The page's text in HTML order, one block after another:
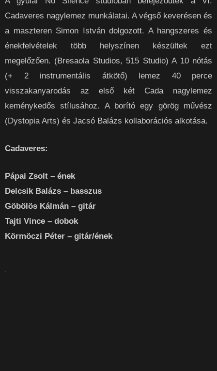
Cadaveres nagylemez munkálatai. A végső keverésen és
a maszteren Simon István dolgozott. A hangszeres és
énekfelvételek több helyszínen készültek ezt
megelőzően. (Bresaola Studios, 515 Studio) A 10 nótás
(+ 2 instrumentális átkötő) lemez 40 perce
visszakanyarodás az első két Cada nagylemez
keménykedős stílusához. A borító egy görög művész
(Dystopia Arts) és Jacsó Balázs kollaborációs alkotása.
Cadaveres:
Pápai Zsolt – ének
Delcsik Balázs – basszus
Göbölös Kálmán – gitár
Tajti Vince – dobok
Körmöczi Péter – gitár/ének